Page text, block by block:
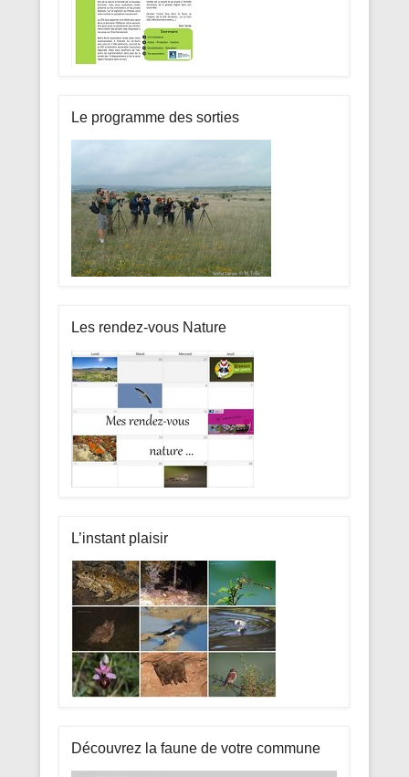
Le programme des sorties
Les rendez-vous Nature
L’instant plaisir
Découvrez la faune de votre commune